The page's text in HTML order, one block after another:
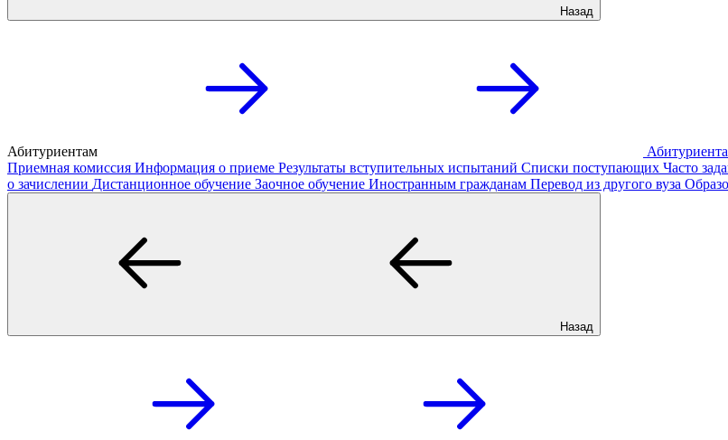
Назад
Абитуриентам
Приемная комиссия Информация о приеме Результаты вступительных испытаний Списки поступающих Часто
о зачислении Дистанционное обучение Заочное обучение Иностранным гражданам Перевод из другого вуза
Назад